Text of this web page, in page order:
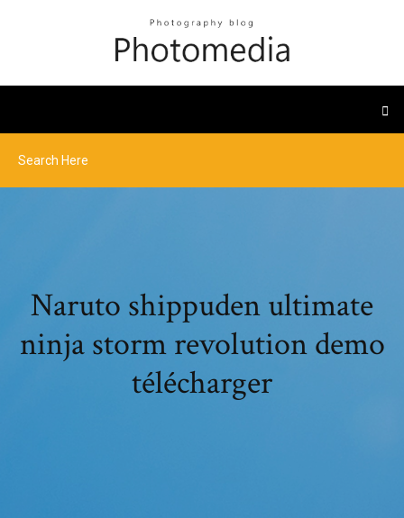
Naruto shippuden ultimate
ninja storm revolution demo
télécharger